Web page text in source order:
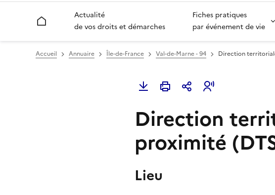
Accueil
Actualité
de vos droits et démarches
Fiches pratiques
par événement de vie
Accueil Annuaire Île-de-France Val-de-Marne - 94 Direction
Direction
proximité
Lieu